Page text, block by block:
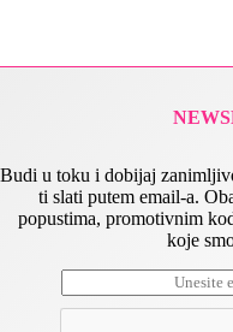
Budi u toku i dobijaj
ti slati putem email-a.
popustima, promotivnim
koje
E
m